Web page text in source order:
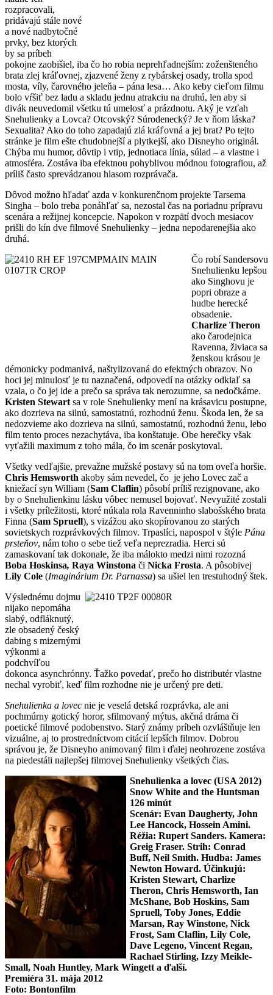
rozpracovali,
pridávajú stále nové
a nové nadbytočné
prvky, bez ktorých
by sa príbeh
pokojne zaobišiel, iba čo ho robia neprehľadnejším: zoženšteného
brata zlej kráľovnej, zjazvené ženy z rybárskej osady, trolla spod
mosta, víly, čarovného jeleňa – pána lesa… Ako keby cieľom filmu
bolo vŕšiť bez ladu a skladu jednu atrakciu na druhú, len aby si
divák neuvedomil všetku tú umelosť a prázdnotu. Aký je vzťah
Snehulienky a Lovca? Otcovský? Súrodenecký? Je v ňom láska?
Sexualita? Ako do toho zapadajú zlá kráľovná a jej brat? Po tejto
stránke je film ešte chudobnejší a plytkejší, ako Disneyho originál.
Chýba mu humor, dôvtip i vtip, jednotiaca línia, súlad – a vlastne i
atmosféra. Zostáva iba efektnou pohyblivou módnou fotografiou, až
príliš často sprevádzanou hlasom rozprávača.
Dôvod možno hľadať azda v konkurenčnom projekte Tarsema
Singha – bolo treba ponáhľať sa, nezostal čas na poriadnu prípravu
scenára a režijnej koncepcie. Napokon v rozpätí dvoch mesiacov
prišli do kín dve filmové Snehulienky – jedna nepodarenejšia ako
druhá.
Čo robí Sandersovu
Snehulienku lepšou
ako Singhovu je
popri obraze a
hudbe herecké
obsadenie.
Charlize Theron
ako čarodejnica
Ravenna, živiaca sa
ženskou krásou je
démonicky podmanivá, naštylizovaná do efektných obrazov. No
hoci jej minulosť je tu naznačená, odpovedí na otázky odkiaľ sa
vzala, o čo jej ide a prečo sa správa tak nerozumne, sa nedočkáme.
Kristen Stewart sa v role Snehulienky mení na krásavicu postupne,
ako dozrieva na silnú, samostatnú, rozhodnú ženu. Škoda len, že sa
nedozvieme ako dozrieva na silnú, samostatnú, rozhodnú ženu, lebo
film tento proces nezachytáva, iba konštatuje. Obe herečky však
vyťažili maximum z toho mála, čo im scenár poskytoval.
Všetky vedľajšie, prevažne mužské postavy sú na tom oveľa horšie.
Chris Hemsworth akoby sám nevedel, čo je jeho Lovec zač a
kniežací syn William (Sam Claflin) pôsobí príliš rezignovane, ako
by o Snehulienkinu lásku vôbec nemusel bojovať. Nevyužité zostali
i všetky príležitosti, ktoré núkala rola Ravenninho slabošského brata
Finna (Sam Spruell), s vizážou ako skopírovanou zo starých
sovietskych rozprávkových filmov. Trpaslíci, napospol v štýle Pána
prsteňov, nám toho o sebe tiež veľa neprezradia. Herci sú
zamaskovaní tak dokonale, že iba málokto medzi nimi rozozná
Boba Hoskinsa, Raya Winstona či Nicka Frosta. A pôsobivej
Lily Cole (Imaginárium Dr. Parnassa) sa ušiel len trestuhodný štek.
Výslednému dojmu
nijako nepomáha
slabý, odfláknutý,
zle obsadený český
dabing s mizernými
výkonmi a
podchvíľou
dokonca asynchrónny. Ťažko povedať, prečo ho distributér vlastne
nechal vyrobiť, keď film rozhodne nie je určený pre deti.
Snehulienka a lovec nie je veselá detská rozprávka, ale ani
pochmúrny gotický horor, sfilmovaný mýtus, akčná dráma či
poetické filmové podobenstvo. Starý známy príbeh ozvláštňuje len
vizuálne, aj to prostredníctvom citácií lepších filmov. Dobrou
správou je, že Disneyho animovaný film i ďalej neohrozene zostáva
na piedestáli najlepšej filmovej Snehulienky všetkých čias.
Snehulienka a lovec (USA 2012)
Snow White and the Huntsman
126 minút
Scenár: Evan Daugherty, John
Lee Hancock, Hossein Amini.
Réžia: Rupert Sanders. Kamera:
Greig Fraser. Strih: Conrad
Buff, Neil Smith. Hudba: James
Newton Howard. Účinkujú:
Kristen Stewart, Charlize
Theron, Chris Hemsworth, Ian
McShane, Bob Hoskins, Sam
Spruell, Toby Jones, Eddie
Marsan, Ray Winstone, Nick
Frost, Sam Claflin, Lily Cole,
Dave Legeno, Vincent Regan,
Rachael Stirling, Izzy Meikle-
Small, Noah Huntley, Mark Wingett a ďalší.
Premiéra 31. mája 2012
Foto: Bontonfilm